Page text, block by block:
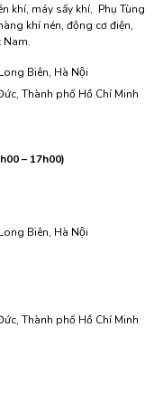
khí, máy sấy khí, Phụ Tùng
khí nén, động cơ điện,
Nam.
Biên, Hà Nội
Thành phố Hồ Chí Minh
– 17h00)
Biên, Hà Nội
Thành phố Hồ Chí Minh